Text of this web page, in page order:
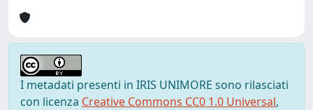
I metadati presenti in IRIS UNIMORE sono rilasciati
con licenza Creative Commons CC0 1.0 Universal,